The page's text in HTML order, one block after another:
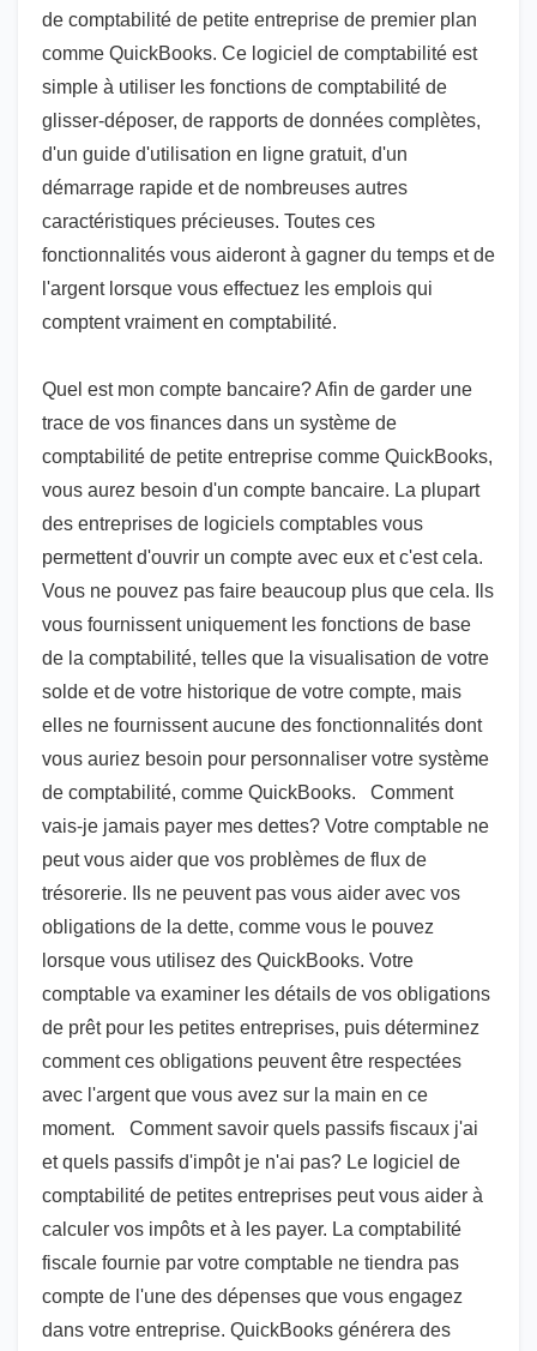
de comptabilité de petite entreprise de premier plan
comme QuickBooks. Ce logiciel de comptabilité est
simple à utiliser les fonctions de comptabilité de
glisser-déposer, de rapports de données complètes,
d'un guide d'utilisation en ligne gratuit, d'un
démarrage rapide et de nombreuses autres
caractéristiques précieuses. Toutes ces
fonctionnalités vous aideront à gagner du temps et de
l'argent lorsque vous effectuez les emplois qui
comptent vraiment en comptabilité.
Quel est mon compte bancaire? Afin de garder une
trace de vos finances dans un système de
comptabilité de petite entreprise comme QuickBooks,
vous aurez besoin d'un compte bancaire. La plupart
des entreprises de logiciels comptables vous
permettent d'ouvrir un compte avec eux et c'est cela.
Vous ne pouvez pas faire beaucoup plus que cela. Ils
vous fournissent uniquement les fonctions de base
de la comptabilité, telles que la visualisation de votre
solde et de votre historique de votre compte, mais
elles ne fournissent aucune des fonctionnalités dont
vous auriez besoin pour personnaliser votre système
de comptabilité, comme QuickBooks. Comment
vais-je jamais payer mes dettes? Votre comptable ne
peut vous aider que vos problèmes de flux de
trésorerie. Ils ne peuvent pas vous aider avec vos
obligations de la dette, comme vous le pouvez
lorsque vous utilisez des QuickBooks. Votre
comptable va examiner les détails de vos obligations
de prêt pour les petites entreprises, puis déterminez
comment ces obligations peuvent être respectées
avec l'argent que vous avez sur la main en ce
moment. Comment savoir quels passifs fiscaux j'ai
et quels passifs d'impôt je n'ai pas? Le logiciel de
comptabilité de petites entreprises peut vous aider à
calculer vos impôts et à les payer. La comptabilité
fiscale fournie par votre comptable ne tiendra pas
compte de l'une des dépenses que vous engagez
dans votre entreprise. QuickBooks générera des